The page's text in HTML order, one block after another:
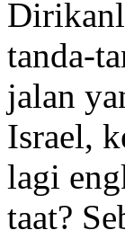
tanda-
jalan
Israel,
lagi
taat?